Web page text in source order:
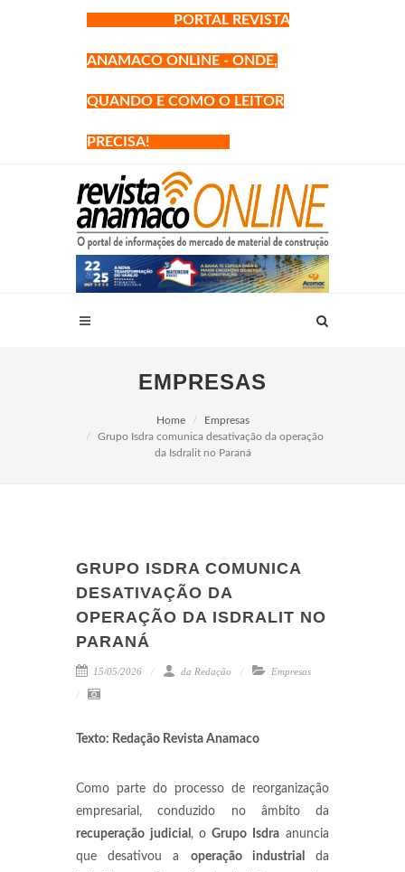
PORTAL REVISTA
ANAMACO ONLINE - ONDE,
QUANDO E COMO O LEITOR
PRECISA!
EMPRESAS
Home
Empresas
Grupo Isdra comunica desativação da operação
da Isdralit no Paraná
GRUPO ISDRA COMUNICA
DESATIVAÇÃO DA
OPERAÇÃO DA ISDRALIT NO
PARANÁ
15/05/2026 da Redação Empresas
Texto: Redação Revista Anamaco
Como parte do processo de reorganização
empresarial, conduzido no âmbito da
recuperação judicial , oGrupo Isdra anuncia
que desativou a operação industrial
da